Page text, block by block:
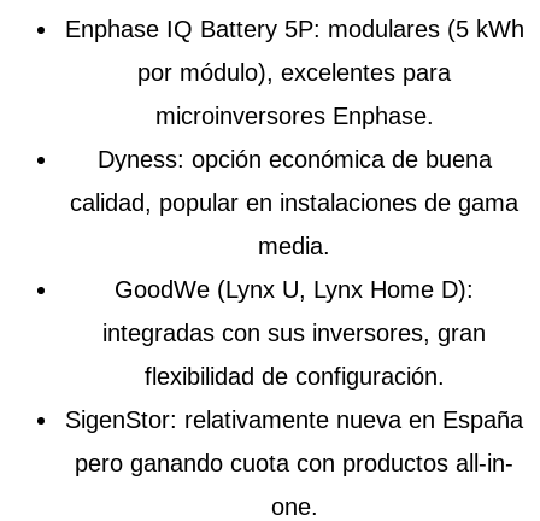
Enphase IQ Battery 5P: modulares (5 kWh
por módulo), excelentes para
microinversores Enphase.
Dyness: opción económica de buena
calidad, popular en instalaciones de gama
media.
GoodWe (Lynx U, Lynx Home D):
integradas con sus inversores, gran
flexibilidad de configuración.
SigenStor: relativamente nueva en España
pero ganando cuota con productos all-in-
one.